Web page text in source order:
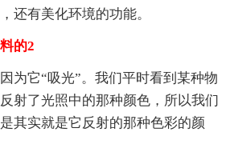
还有美化环境的功能。
的2
为它“吸光”。我们平时看到某种物
射了光照中的那种颜色，所以我们
其实就是它反射的那种色彩的颜